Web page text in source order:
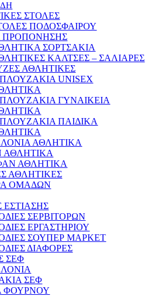
ΣΤΟΛΕΣ
ΠΟΔΟΣΦΑΙΡΟΥ
ΠΡΟΠΟΝΗΣΗΣ
ΣΟΡΤΣΑΚΙΑ
ΚΑΛΤΣΕΣ – ΣΑΛΙΑΡΕΣ
ΑΘΛΗΤΙΚΕΣ
UNISEX
ΓΥΝΑΙΚΕΙΑ
ΠΑΙΔΙΚΑ
ΑΘΛΗΤΙΚΑ
ΑΘΛΗΤΙΚΑ
ΑΘΛΗΤΙΚΕΣ
ΟΜΑΔΩΝ
ΕΣΤΙΑΣΗΣ
ΣΕΡΒΙΤΟΡΩΝ
ΕΡΓΑΣΤΗΡΙΟΥ
ΣΟΥΠΕΡ ΜΑΡΚΕΤ
ΔΙΑΦΟΡΕΣ
ΣΕΦ
ΣΕΦ
ΦΟΥΡΝΟΥ